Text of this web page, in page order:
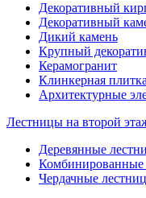
Декоративный
Декоративный
Дикий камень
Крупный
Керамогранит
Клинкерная плитка
Архитектурные
Лестницы на второй
Деревянные
Комбинированные
Чердачные